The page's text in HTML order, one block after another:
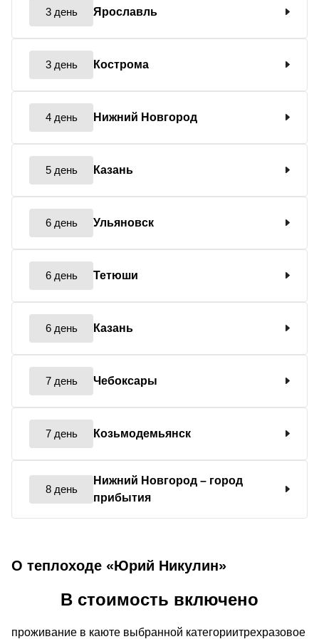
3 день Ярославль
3 день Кострома
4 день Нижний Новгород
5 день Казань
6 день Ульяновск
6 день Тетюши
6 день Казань
7 день Чебоксары
7 день Козьмодемьянск
8 день
Нижний Новгород – город
прибытия
О теплоходе «Юрий Никулин»
В стоимость включено
проживание в каюте выбранной категориитрехразовое